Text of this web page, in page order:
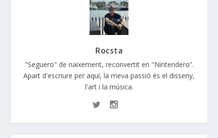
Rocsta
"Seguero" de naixement, reconvertit en "Nintendero”.
Apart d'escriure per aquí, la meva passió és el disseny,
l'art i la música.